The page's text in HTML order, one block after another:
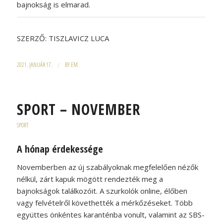
bajnokság is elmarad.
SZERZŐ: TISZLAVICZ LUCA
2021. JANUÁR 17. / BYEM
SPORT – NOVEMBER
SPORT
A hónap érdekessége
Novemberben az új szabályoknak megfelelően nézők
nélkül, zárt kapuk mögött rendezték meg a
bajnokságok találkozóit. A szurkolók online, élőben
vagy felvételről követhették a mérkőzéseket. Több
együttes önkéntes karanténba vonult, valamint az SBS-